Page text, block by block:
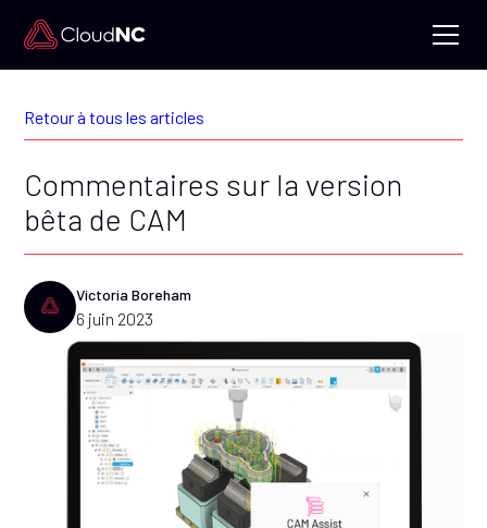
Retour à tous les articles
Commentaires sur la version
bêta de CAM
Victoria Boreham
6 juin 2023